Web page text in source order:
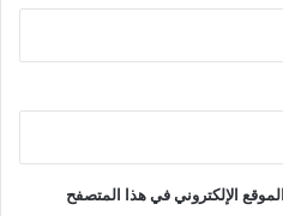
الإلكتروني في هذا المتصفح